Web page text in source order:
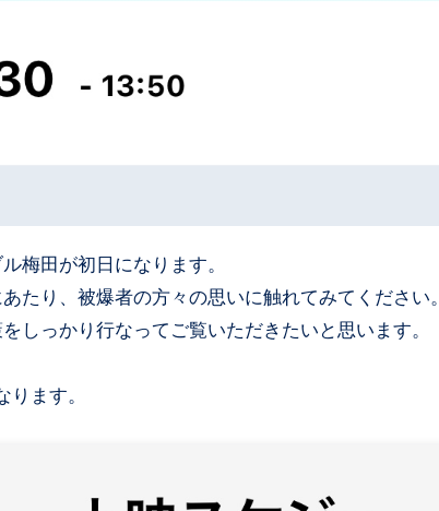
ル梅田が初日になります。
たり、被爆者の方々の思いに触れてみてください。
しっかり行なってご覧いただきたいと思います。
ます。